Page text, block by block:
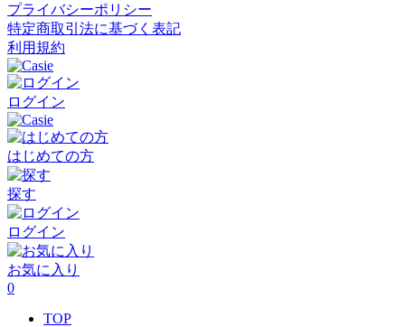
プライバシーポリシー
特定商取引法に基づく表記
利用規約
ログイン
はじめての方
探す
ログイン
お気に入り
0
TOP